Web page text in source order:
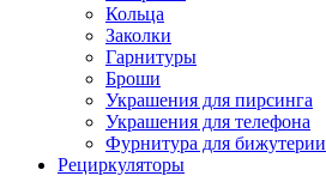
Кольца
Заколки
Гарнитуры
Броши
Украшения для пирсинга
Украшения для телефона
Фурнитура для бижутерии
Рециркуляторы